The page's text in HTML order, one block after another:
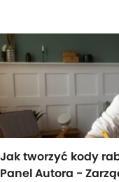
Jak tworzyć kody
Panel Autora -